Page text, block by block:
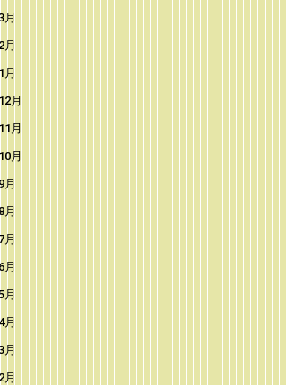
月
月
月
月
月
月
月
月
月
月
月
月
月
月